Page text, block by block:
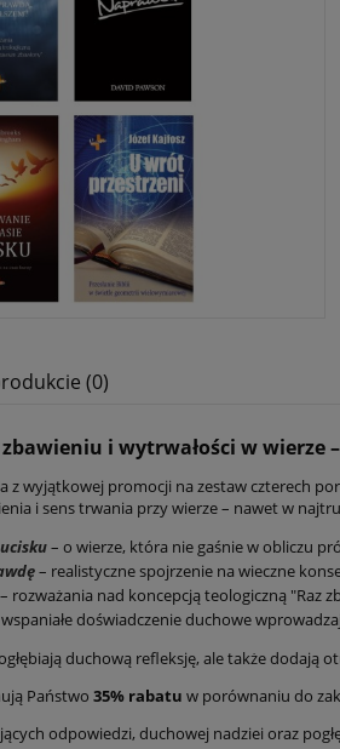
(0)
i wytrwałości w wierze
z wyjątkowej promocji na zestaw czterech
i sens trwania przy wierze – nawet w
– o wierze, która nie gaśnie w obliczu
– realistyczne spojrzenie na wieczne
– rozważania nad koncepcją teologiczną "Raz
doświadczenie duchowe
duchową refleksję, ale także dodają
Państwo 35% rabatu w porównaniu do
odpowiedzi, duchowej nadziei oraz